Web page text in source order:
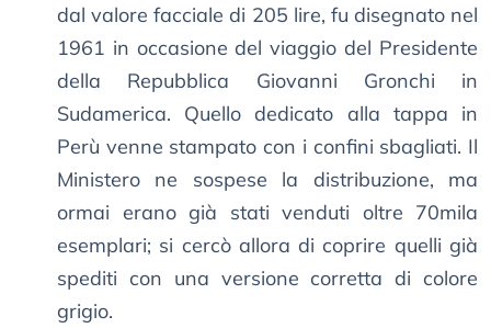
dal valore facciale di 205 lire, fu disegnato nel
1961 in occasione del viaggio del Presidente
della Repubblica Giovanni Gronchi in
Sudamerica. Quello dedicato alla tappa in
Perù venne stampato con i confini sbagliati. Il
Ministero ne sospese la distribuzione, ma
ormai erano già stati venduti oltre 70mila
esemplari; si cercò allora di coprire quelli già
spediti con una versione corretta di colore
grigio.